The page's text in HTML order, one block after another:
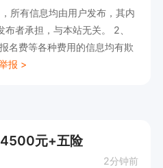
所有信息均由用户发布，其内
者承担，与本站无关。 2、
名费等各种费用的信息均有欺
报 >
元+五险
2分钟前